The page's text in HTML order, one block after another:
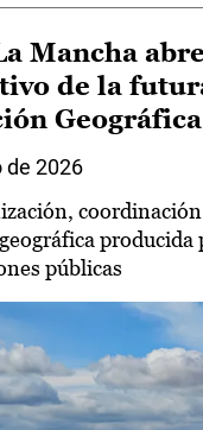
Mancha
de la
Geográfica
de 2026
producida
públicas